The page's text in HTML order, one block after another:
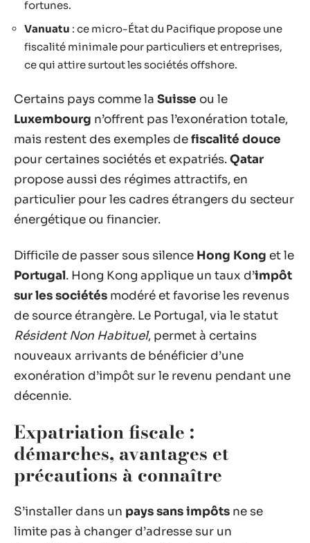
fortunes.
Vanuatu : ce micro-État du Pacifique propose une
fiscalité minimale pour particuliers et entreprises,
ce qui attire surtout les sociétés offshore.
Certains pays comme la Suisse ou le
Luxembourg n’offrent pas l’exonération totale,
mais restent des exemples defiscalité douce
pour certaines sociétés et expatriés.Qatar
propose aussi des régimes attractifs, en
particulier pour les cadres étrangers du secteur
énergétique ou financier.
Difficile de passer sous silence Hong Kong et le
Portugal. Hong Kong applique un taux d’impôt
sur les sociétés modéré et favorise les revenus
de source étrangère. Le Portugal, via le statut
Résident Non Habituel, permet à certains
nouveaux arrivants de bénéficier d’une
exonération d’impôt sur le revenu pendant une
décennie.
Expatriation fiscale :
démarches, avantages et
précautions à connaître
S’installer dans un pays sans impôts ne se
limite pas à changer d’adresse sur un